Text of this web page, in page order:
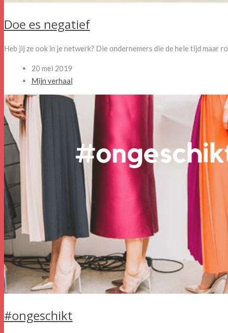
Doe es negatief
Heb jij ze ook in je netwerk? Die ondernemers die de hele tijd maar
20 mei 2019
Mijn verhaal
#ongeschikt